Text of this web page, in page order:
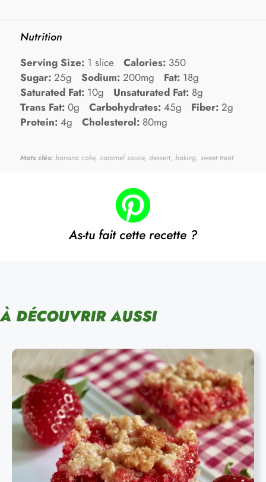
Nutrition
Serving Size: 1 slice Calories: 350
Sugar: 25g Sodium: 200mg Fat: 18g
Saturated Fat: 10g Unsaturated Fat: 8g
Trans Fat: 0g Carbohydrates: 45g Fiber: 2g
Protein: 4g Cholesterol: 80mg
Mots clés: banana cake, caramel sauce, dessert, baking, sweet treat
As-tu fait cette recette ?
À DÉCOUVRIR AUSSI